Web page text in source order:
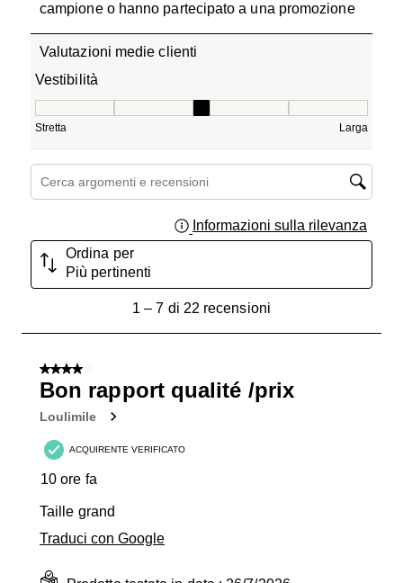
campione o hanno partecipato a una promozione
Valutazioni medie clienti
Vestibilità
Stretta Larga
Cerca argomenti e ricerca delle recensioni
Informazioni sulla rilevanza
Ordina per
Più pertinenti
recensioni.
1 – 7 di 22 recensioni
4 su 5 stelle.
Bon rapport qualité /prix
Loulimile
ACQUIRENTE VERIFICATO
10 ore fa
Taille grand
Traduci con Google